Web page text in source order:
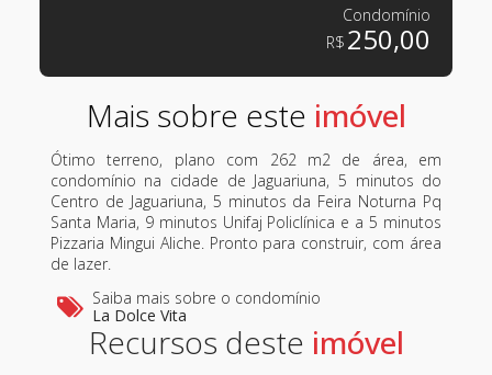
Condomínio
R$ 250,00
Mais sobre este
Ótimo terreno, plano com 262 m2 de área, em
condomínio na cidade de Jaguariuna, 5 minutos do
Centro de Jaguariuna, 5 minutos da Feira Noturna Pq
Santa Maria, 9 minutos Unifaj Policlínica e a 5 minutos
Pizzaria Mingui Aliche. Pronto para construir, com área
de lazer.
Saiba mais sobre o condomínio
La Dolce Vita
Recursos deste